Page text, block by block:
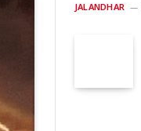
JALANDHAR